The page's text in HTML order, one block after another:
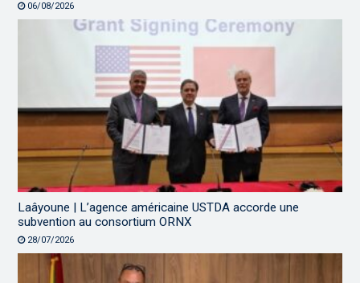
06/08/2026
Laâyoune | L’agence américaine USTDA accorde une
subvention au consortium ORNX
28/07/2026